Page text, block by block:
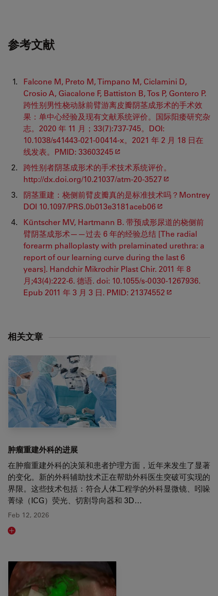
参考文献
Falcone M, Preto M, Timpano M, Ciclamini D,
Crosio A, Giacalone F, Battiston B, Tos P, Gontero P.
跨性别男性桡动脉前臂游离皮瓣阴茎成形术的手术效
果：单中心经验及现有文献系统评价。国际阳痿研究杂
志。2020 年 11 月；33(7):737-745。DOI:
10.1038/s41443-021-00414-x。2021 年 2 月 18 日在
线发表。PMID: 33603245
跨性别者阴茎成形术的手术技术系统评价。
http://dx.doi.org/10.21037/atm-20-3527
阴茎重建：桡侧前臂皮瓣真的是标准技术吗？Montrey
DOI 10.1097/PRS.0b013e3181aceb06
Küntscher MV, Hartmann B. 带预成形尿道的桡侧前
臂阴茎成形术——过去 6 年的经验总结 [The radial
forearm phalloplasty with prelaminated urethra: a
report of our learning curve during the last 6
years]. Handchir Mikrochir Plast Chir. 2011 年 8
月;43(4):222-6. 德语. doi: 10.1055/s-0030-1267936.
Epub 2011 年 3 月 3 日. PMID: 21374552
相关文章
肿瘤重建外科的进展
在肿瘤重建外科的决策和患者护理方面，近年来发生了显著
的变化。新的外科辅助技术正在帮助外科医生突破可实现的
界限。这些技术包括：符合人体工程学的外科显微镜、吲哚
菁绿（ICG）荧光、切割导向器和 3D…
Feb 12, 2026
Read article